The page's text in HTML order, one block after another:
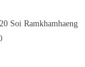
Soi Ramkhamhaeng